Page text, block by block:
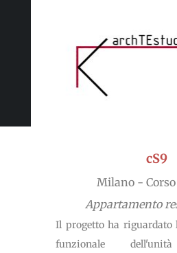
cS9
Milano -
Appartamento
Il progetto ha
funzionale